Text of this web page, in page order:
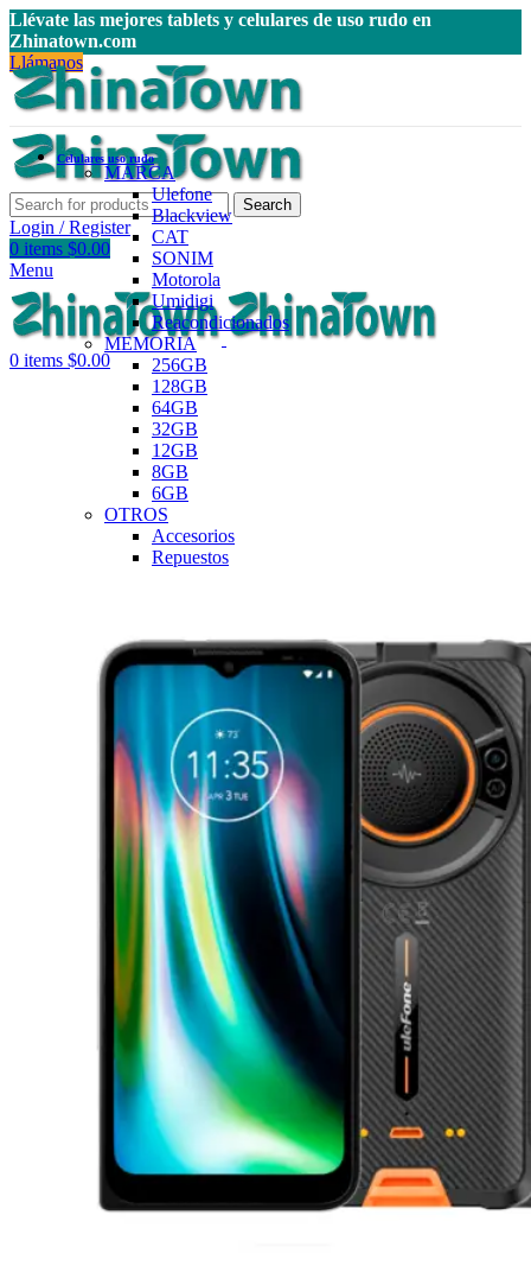
Llévate las mejores tablets y celulares de uso rudo en
Zhinatown.com
Llámanos
Search
Login / Register
0 items $0.00
Menu
0 items $0.00
Celulares uso rudo
MARCA
Ulefone
Blackview
CAT
SONIM
Motorola
Umidigi
Reacondicionados
MEMORIA
256GB
128GB
64GB
32GB
12GB
8GB
6GB
OTROS
Accesorios
Repuestos